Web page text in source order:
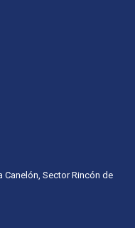
Canelón, Sector Rincón de